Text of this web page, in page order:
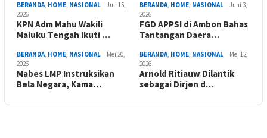
BERANDA, HOME, NASIONAL
Juli 15,
2026
KPN Adm Mahu Wakili
Maluku Tengah Ikuti …
BERANDA, HOME, NASIONAL
Juni 3,
2026
FGD APPSI di Ambon Bahas
Tantangan Daera…
BERANDA, HOME, NASIONAL
Mei 20,
2026
Mabes LMP Instruksikan
Bela Negara, Kama…
BERANDA, HOME, NASIONAL
Mei 12,
2026
Arnold Ritiauw Dilantik
sebagai Dirjen d…